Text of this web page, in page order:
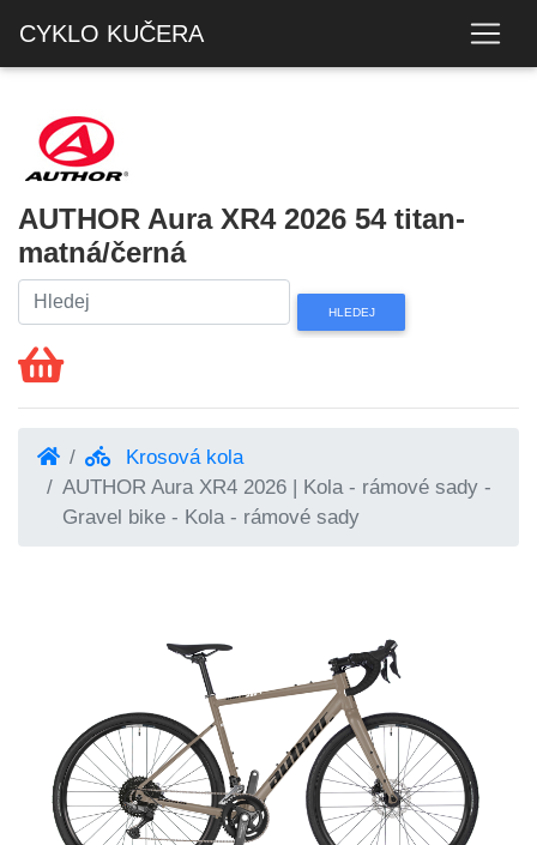
CYKLO KUČERA
AUTHOR Aura XR4 2026 54 titan-
matná/černá
Krosová kola
AUTHOR Aura XR4 2026 | Kola - rámové sady -
Gravel bike - Kola - rámové sady